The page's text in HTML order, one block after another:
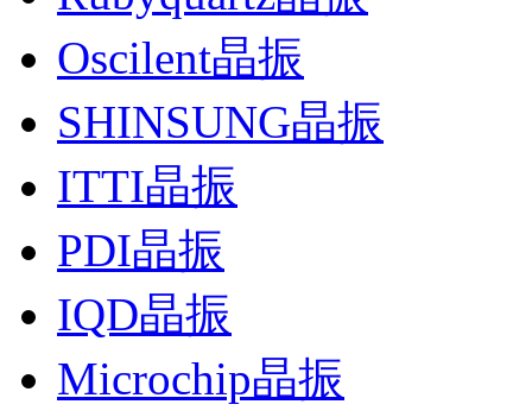
Oscilent晶振
SHINSUNG晶振
ITTI晶振
PDI晶振
IQD晶振
Microchip晶振